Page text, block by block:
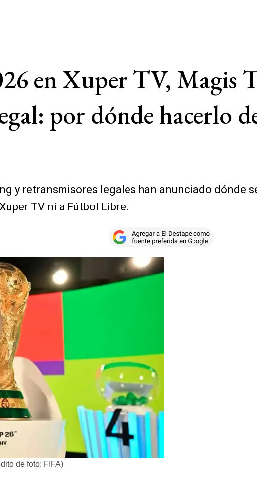
en Xuper TV, Magis
por dónde hacerlo
y retransmisores legales han anunciado dónde
TV ni a Fútbol Libre.
de foto: FIFA)